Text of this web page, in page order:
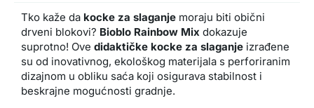
Tko kaže da kocke za slaganjemoraju biti obični
drveni blokovi? Bioblo Rainbow Mix dokazuje
suprotno! Ove didaktičke kocke za slaganjeizrađene
su od inovativnog, ekološkog materijala s perforiranim
dizajnom u obliku saća koji osigurava stabilnost i
beskrajne mogućnosti gradnje.